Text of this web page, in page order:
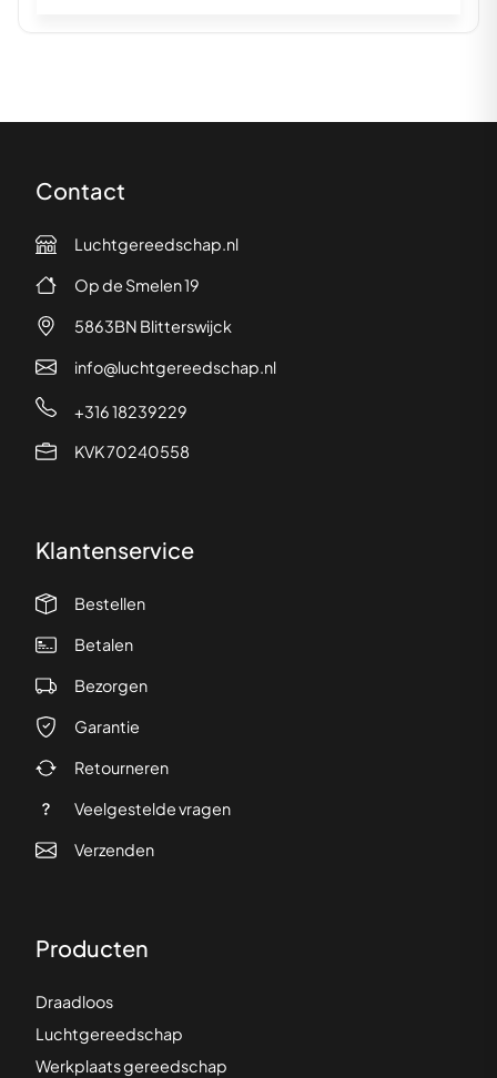
Contact
Luchtgereedschap.nl
Op de Smelen 19
5863BN Blitterswijck
info@luchtgereedschap.nl
+316 18239229
KVK 70240558
Klantenservice
Bestellen
Betalen
Bezorgen
Garantie
Retourneren
Veelgestelde vragen
Verzenden
Producten
Draadloos
Luchtgereedschap
Werkplaats gereedschap